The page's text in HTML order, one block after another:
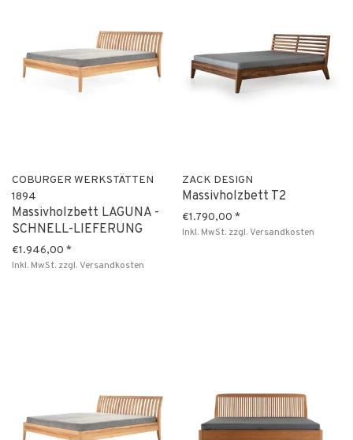
COBURGER WERKSTÄTTEN
1894
Massivholzbett LAGUNA -
SCHNELL-LIEFERUNG
€1.946,00 *
Inkl. MwSt. zzgl.Versandkosten
ZACK DESIGN
Massivholzbett T2
€1.790,00 *
Inkl. MwSt. zzgl.Versandkosten